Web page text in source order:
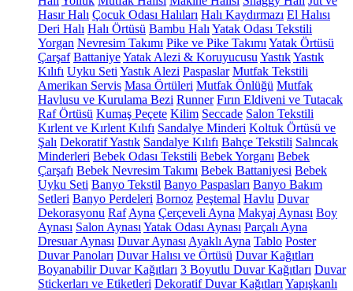
Hasır Halı Çocuk Odası Halıları Halı Kaydırmazı El Halısı
Deri Halı Halı Örtüsü Bambu Halı Yatak Odası Tekstili
Yorgan Nevresim Takımı Pike ve Pike Takımı Yatak Örtüsü
Çarşaf BattaniyeYatak Alezi & Koruyucusu YastıkYastık
Kılıfı Uyku Seti Yastık Alezi Paspaslar Mutfak Tekstili
Amerikan Servis Masa Örtüleri Mutfak Önlüğü Mutfak
Havlusu ve Kurulama Bezi Runner Fırın Eldiveni ve Tutacak
Raf Örtüsü Kumaş Peçete Kilim Seccade Salon Tekstili
Kırlent ve Kırlent Kılıfı Sandalye Minderi Koltuk Örtüsü ve
Şalı Dekoratif Yastık Sandalye Kılıfı Bahçe Tekstili Salıncak
Minderleri Bebek Odası Tekstili Bebek Yorganı Bebek
Çarşafı Bebek Nevresim Takımı Bebek Battaniyesi Bebek
Uyku Seti Banyo Tekstil Banyo Paspasları Banyo Bakım
Setleri Banyo Perdeleri Bornoz Peştemal Havlu Duvar
Dekorasyonu Raf Ayna Çerçeveli Ayna Makyaj Aynası Boy
Aynası Salon Aynası Yatak Odası Aynası Parçalı Ayna
Dresuar Aynası Duvar Aynası Ayaklı Ayna Tablo Poster
Duvar Panoları Duvar Halısı ve Örtüsü Duvar Kağıtları
Boyanabilir Duvar Kağıtları 3 Boyutlu Duvar Kağıtları Duvar
Stickerları ve Etiketleri Dekoratif Duvar Kağıtları Yapışkanlı